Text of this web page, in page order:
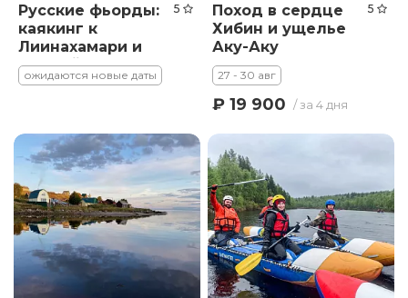
5
Русские фьорды:
каякинг к
Лиинахамари и
Долгой Щели
ожидаются новые даты
5
Поход в сердце
Хибин и ущелье
Аку-Аку
27 - 30 авг
₽ 19 900 / за 4 дня